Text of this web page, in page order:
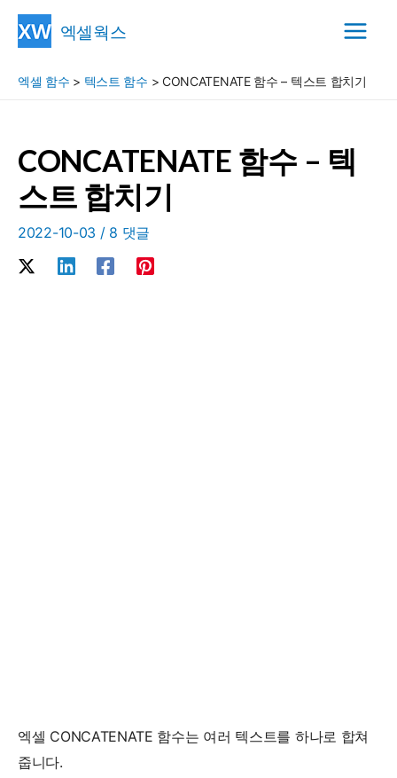
엑셀웍스
Menu
엑셀 함수 > 텍스트 함수 > CONCATENATE 함수 – 텍스트 합치기
CONCATENATE 함수 – 텍
스트 합치기
2022-10-03 / 8 댓글
엑셀 CONCATENATE 함수는 여러 텍스트를 하나로 합쳐
줍니다.